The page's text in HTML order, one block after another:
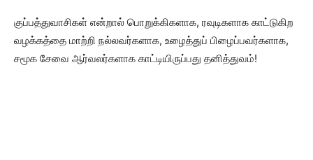
குப்பத்துவாசிகள் என்றால் பொறுக்கிகளாக, ரவுடிகளாக காட்டுகிற
வழக்கத்தை மாற்றி நல்லவர்களாக, உழைத்துப் பிழைப்பவர்களாக,
சமூக சேவை ஆர்வலர்களாக காட்டியிருப்பது தனித்துவம்!